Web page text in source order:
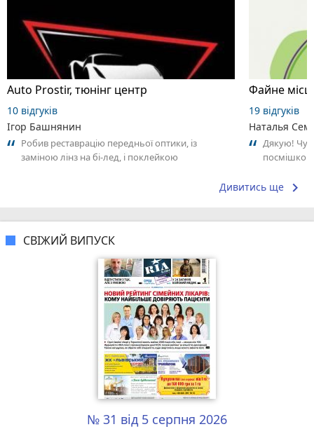
Auto Prostir, тюнінг центр
10 відгуків
Ігор Башнянин
Робив реставрацію передньої оптики, із
заміною лінз на бі-лед, і поклейкою
Файне
19 відгуків
Наталья
Дякую!
Дивитись ще keyboard_arrow_right
СВІЖИЙ ВИПУСК
№ 31 від 5 серпня 2026